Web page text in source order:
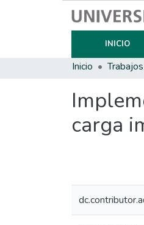
INICIO
Inicio
carga